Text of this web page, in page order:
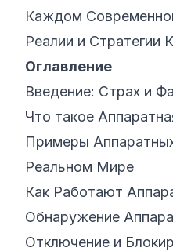
Каждом
Реалии и Стратегии
Оглавление
Введение: Страх и
Что такое
Примеры
Реальном Мире
Как Работают
Обнаружение
Отключение и